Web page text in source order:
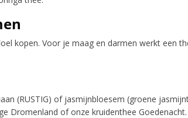
kopen. Voor je maag en darmen werkt een
(RUSTIG) of jasmijnbloesem (groene
Dromenland of onze kruidenthee Goedenacht.